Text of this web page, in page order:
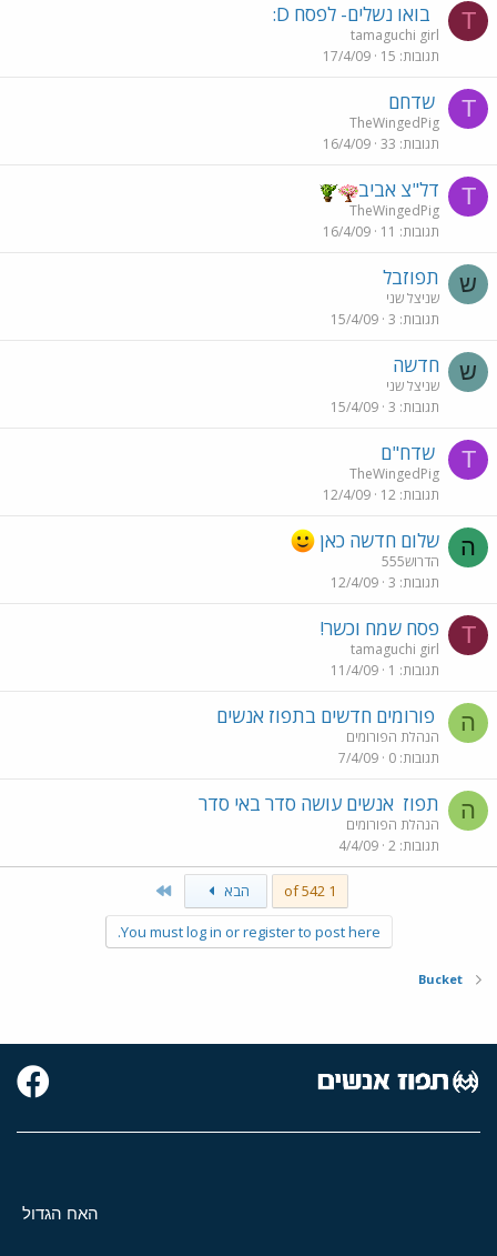
T בואו נשלים- לפסח D:
tamaguchi girl
תגובות 15
17/4/09
T שדחם
TheWingedPig
תגובות 33
16/4/09
T דל"צ אביב
TheWingedPig
תגובות 11
16/4/09
ש תפוזבל
שניצל שני
תגובות 3
15/4/09
ש חדשה
שניצל שני
תגובות 3
15/4/09
T שדח"ם
TheWingedPig
תגובות 12
12/4/09
ה שלום חדשה כאן
הדרוש555
תגובות 3
12/4/09
T פסח שמח וכשר!
tamaguchi girl
תגובות 1
11/4/09
ה פורומים חדשים בתפוז אנשים
הנהלת הפורומים
תגובות 0
7/4/09
ה תפוז אנשים עושה סדר באי סדר
הנהלת הפורומים
תגובות 2
4/4/09
1 of 542 הבא
You must log in or register to post here.
Bucket
האח הגדול